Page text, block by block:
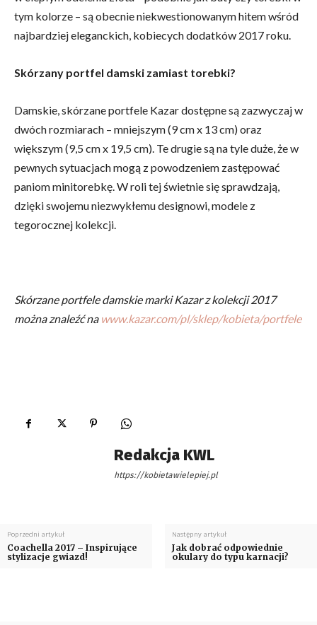
tym kolorze – są obecnie niekwestionowanym hitem wśród
najbardziej eleganckich, kobiecych dodatków 2017 roku.
Skórzany portfel damski zamiast torebki?
Damskie, skórzane portfele Kazar dostępne są zazwyczaj w
dwóch rozmiarach – mniejszym (9 cm x 13 cm) oraz
większym (9,5 cm x 19,5 cm). Te drugie są na tyle duże, że w
pewnych sytuacjach mogą z powodzeniem zastępować
paniom minitorebkę. W roli tej świetnie się sprawdzają,
dzięki swojemu niezwykłemu designowi, modele z
tegorocznej kolekcji.
Skórzane portfele damskie marki Kazar z kolekcji 2017
można znaleźć na www.kazar.com/pl/sklep/kobieta/portfele
Redakcja KWL
https://kobietawielepiej.pl
Poprzedni artykuł
Coachella 2017 – Inspirujące
stylizacje gwiazd!
Następny artykuł
Jak dobrać odpowiednie
okulary do typu karnacji?